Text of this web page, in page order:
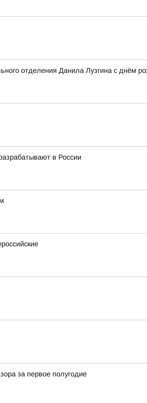
отделения Данила Лузгина с днём
в России
за первое полугодие